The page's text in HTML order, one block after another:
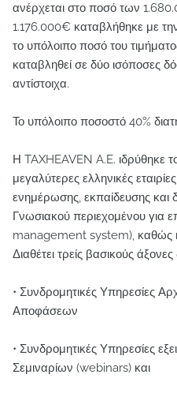
ανέρχεται στο ποσό των
1.176.000€ καταβλήθηκε με
το υπόλοιπο ποσό του
καταβληθεί σε δύο ισόποσες
αντίστοιχα.
Το υπόλοιπο ποσοστό 40%
Η TAXHEAVEN A.E. ιδρύθηκε
μεγαλύτερες ελληνικές
ενημέρωσης, εκπαίδευσης και
Γνωσιακού περιεχομένου για
management system), καθώς
Διαθέτει τρείς βασικούς
• Συνδρομητικές Υπηρεσίες
Αποφάσεων
• Συνδρομητικές Υπηρεσίες
Σεμιναρίων (webinars) και